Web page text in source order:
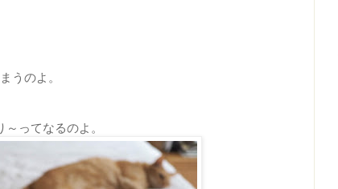
うのよ。
～ってなるのよ。